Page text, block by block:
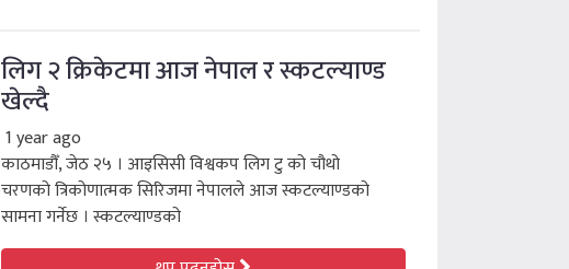
लिग २ क्रिकेटमा आज नेपाल र स्कटल्याण्ड
खेल्दै
1 year ago
काठमाडौँ, जेठ २५ । आइसिसी विश्वकप लिग टु को चौथो
चरणको त्रिकोणात्मक सिरिजमा नेपालले आज स्कटल्याण्डको
सामना गर्नेछ । स्कटल्याण्डको